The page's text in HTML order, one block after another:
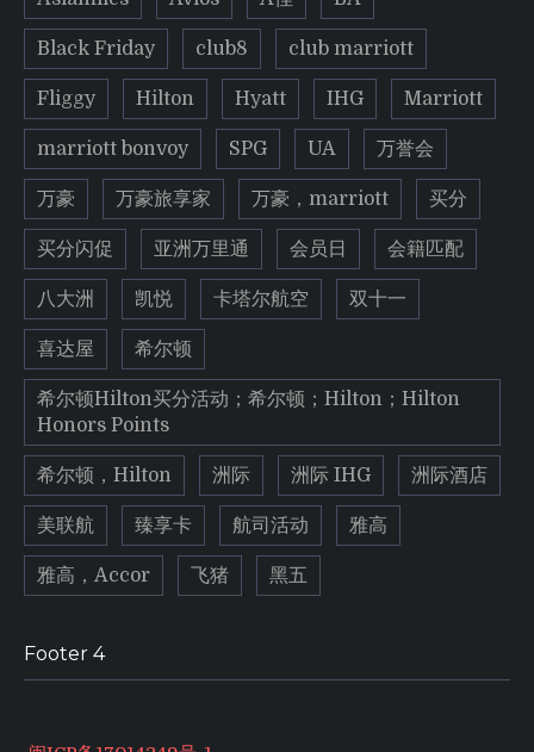
Black Friday club8 club marriott
Fliggy Hilton Hyatt IHG Marriott
marriott bonvoy SPG UA 万誉会
万豪 万豪旅享家 万豪，marriott 买分
买分闪促 亚洲万里通 会员日 会籍匹配
八大洲 凯悦 卡塔尔航空 双十一
喜达屋 希尔顿
希尔顿Hilton买分活动；希尔顿；Hilton；Hilton
Honors Points
希尔顿，Hilton 洲际 洲际 IHG 洲际酒店
美联航 臻享卡 航司活动 雅高
雅高，Accor 飞猪 黑五
Footer 4